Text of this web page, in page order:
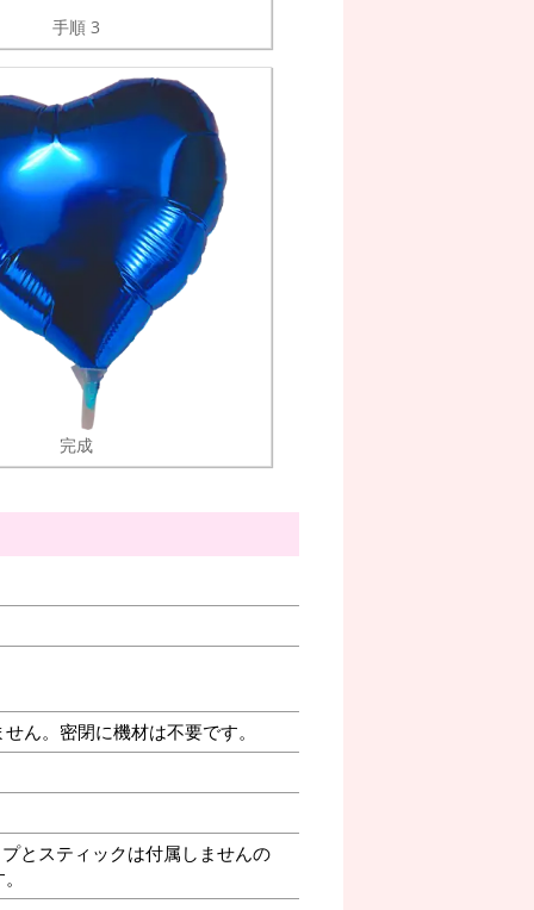
手順 3
完成
ん。密閉に機材は不要です。
とスティックは付属しませんの